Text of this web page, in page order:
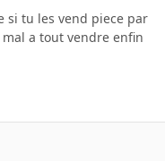
si tu les vend piece par
a tout vendre enfin